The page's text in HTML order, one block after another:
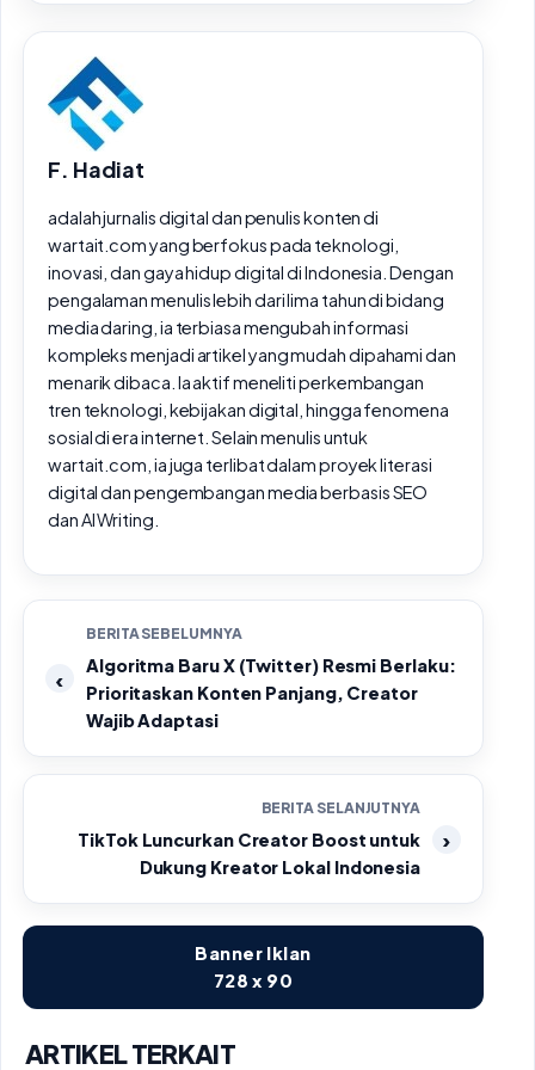
F. Hadiat
adalah jurnalis digital dan penulis konten di
wartait.com yang berfokus pada teknologi,
inovasi, dan gaya hidup digital di Indonesia. Dengan
pengalaman menulis lebih dari lima tahun di bidang
media daring, ia terbiasa mengubah informasi
kompleks menjadi artikel yang mudah dipahami dan
menarik dibaca. Ia aktif meneliti perkembangan
tren teknologi, kebijakan digital, hingga fenomena
sosial di era internet. Selain menulis untuk
wartait.com, ia juga terlibat dalam proyek literasi
digital dan pengembangan media berbasis SEO
dan AI Writing.
BERITA SEBELUMNYA
Algoritma Baru X (Twitter) Resmi Berlaku:
Prioritaskan Konten Panjang, Creator
Wajib Adaptasi
BERITA SELANJUTNYA
TikTok Luncurkan Creator Boost untuk
Dukung Kreator Lokal Indonesia
Banner Iklan
728 x 90
ARTIKEL TERKAIT